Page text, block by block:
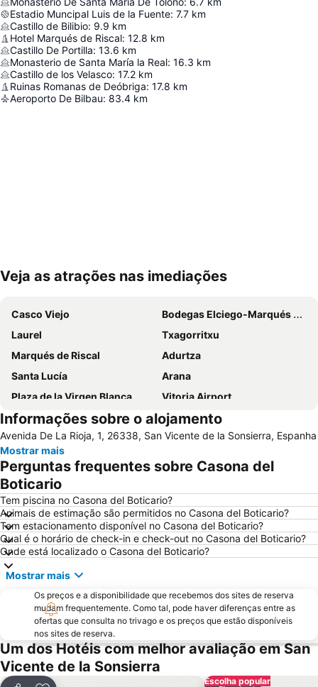
Estadio Muncipal Luis de la Fuente: 7.7 km
Castillo de Bilibio: 9.9 km
Hotel Marqués de Riscal: 12.8 km
Castillo De Portilla: 13.6 km
Monasterio de Santa María la Real: 16.3 km
Castillo de los Velasco: 17.2 km
Ruinas Romanas de Deóbriga: 17.8 km
Aeroporto De Bilbau: 83.4 km
Ampliar mapa
Veja as atrações nas imediações
Casco Viejo
Bodegas Elciego-Marqués de Riscal
Laurel
Txagorritxu
Marqués de Riscal
Adurtza
Santa Lucía
Arana
Plaza de la Virgen Blanca
Vitoria Airport
Postas
Gazalbide
Estación de Esquí de Valdezcaray
Conjunto Histórico Artístico
Gran Vía
Puente de San Juan de Ortega
Zabalgana
Ensanche
Lovaina
Santiago
Palacio del Obispo del Pino o Casa de Tratámara
Edificio de la Antigua Tabacalera
Parque de la Florida
Ariznavarra
Palacio de Congresos Europa
Monasterio de Nuestra Señora de Valvanera
Abetxuko
Hospital de San Antonio Abad
Informações sobre o alojamento
Avenida De La Rioja, 1, 26338, San Vicente de la Sonsierra, Espanha
Mostrar mais
Perguntas frequentes sobre Casona del
Boticario
Tem piscina no Casona del Boticario?
Animais de estimação são permitidos no Casona del Boticario?
Tem estacionamento disponível no Casona del Boticario?
Qual é o horário de check-in e check-out no Casona del Boticario?
Onde está localizado o Casona del Boticario?
Mostrar mais
Os preços e a disponibilidade que recebemos dos sites de reserva
mudam frequentemente. Como tal, pode haver diferenças entre as
ofertas que consulta no trivago e os preços que estão disponíveis
nos sites de reserva.
Um dos Hotéis com melhor avaliação em San
Vicente de la Sonsierra
Escolha popular